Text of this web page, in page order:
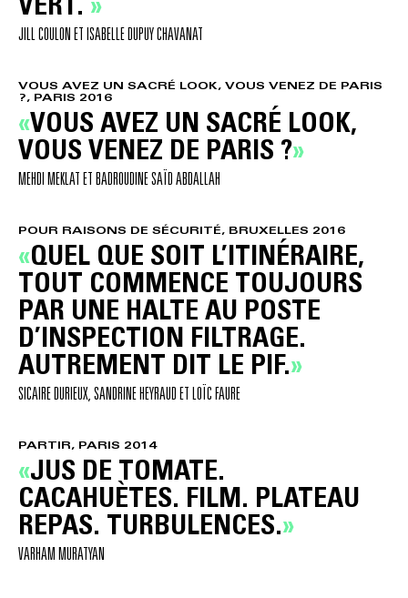
JILL COULON ET ISABELLE DUPUY CHAVANAT
VOUS AVEZ UN SACRÉ LOOK, VOUS VENEZ DE PARIS
?, PARIS 2016
VOUS AVEZ UN SACRÉ LOOK,
VOUS VENEZ DE PARIS ?
MEHDI MEKLAT ET BADROUDINE SAÏD ABDALLAH
POUR RAISONS DE SÉCURITÉ, BRUXELLES 2016
QUEL QUE SOIT L’ITINÉRAIRE,
TOUT COMMENCE TOUJOURS
PAR UNE HALTE AU POSTE
D’INSPECTION FILTRAGE.
AUTREMENT DIT LE PIF.
SICAIRE DURIEUX, SANDRINE HEYRAUD ET LOÏC FAURE
PARTIR, PARIS 2014
JUS DE TOMATE.
CACAHUÈTES. FILM. PLATEAU
REPAS. TURBULENCES.
VARHAM MURATYAN